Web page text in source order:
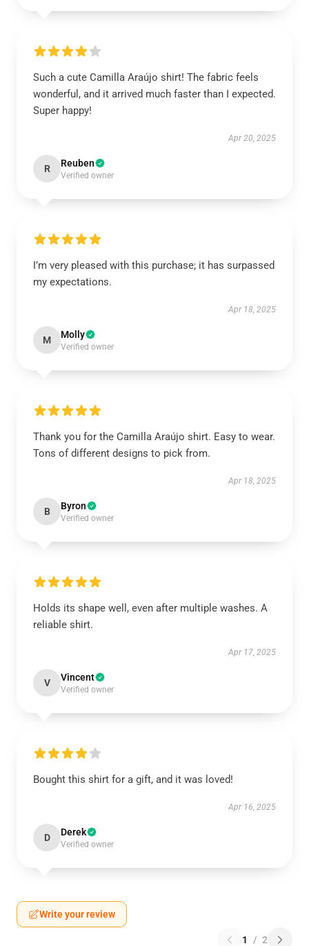
Such a cute Camilla Araújo shirt! The fabric feels
wonderful, and it arrived much faster than I expected.
Super happy!
Apr 20, 2025
R Reuben
Verified owner
I’m very pleased with this purchase; it has surpassed
my expectations.
Apr 18, 2025
M Molly
Verified owner
Thank you for the Camilla Araújo shirt. Easy to wear.
Tons of different designs to pick from.
Apr 18, 2025
B Byron
Verified owner
Holds its shape well, even after multiple washes. A
reliable shirt.
Apr 17, 2025
V Vincent
Verified owner
Bought this shirt for a gift, and it was loved!
Apr 16, 2025
D Derek
Verified owner
Write your review
1 / 2